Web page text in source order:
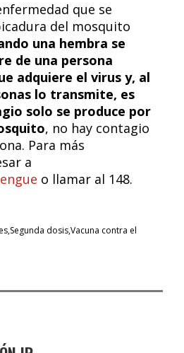
que se
del mosquito
una hembra se
de una persona
adquiere el virus y, al
lo transmite, es
solo se produce por
, no hay contagio
Para más
a
o llamar al 148.
Segunda dosisVacuna contra el